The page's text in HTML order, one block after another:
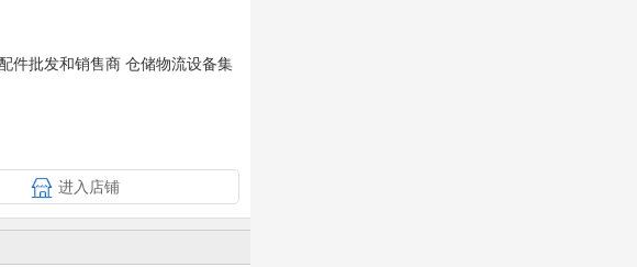
件批发和销售商 仓储物流设备集
进入店铺